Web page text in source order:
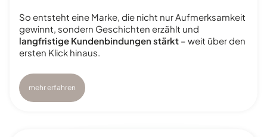
So entsteht eine Marke, die nicht nur Aufmerksamkeit
gewinnt, sondern Geschichten erzählt und
langfristige Kundenbindungen stärkt – weit über den
ersten Klick hinaus.
mehr erfahren